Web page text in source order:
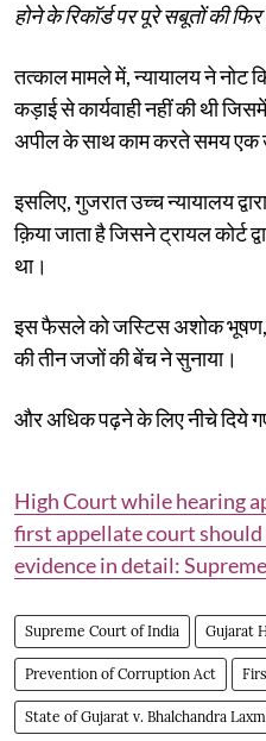
होने के रिकॉर्ड पर पूरे सबूतों की
तत्काल मामले में, न्यायालय ने नोट
कड़ाई से कार्यवाही नहीं की थी
अपील के साथ काम करते समय एक
इसलिए, गुजरात उच्च न्यायालय
क़िया जाता है जिसने ट्रायल कोर्ट
था।
इस फैसले को जस्टिस अशोक
की तीन जजों की बेंच ने सुनाया।
और अधिक पढ़ने के लिए नीचे दिये
High Court while hearing
first appellate court
evidence in detail:
Supreme Court of India Gujarat
Prevention of Corruption Act
State of Gujarat v. Bhalchandra